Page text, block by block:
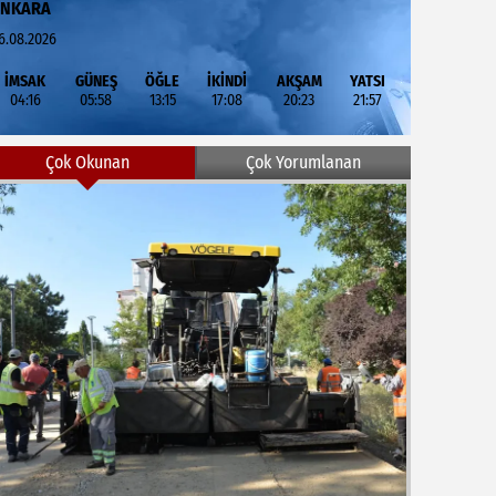
İMSAK
04:16
GÜNEŞ
05:58
ÖĞLE
13:15
İKİNDİ
17:08
AKŞAM
20:23
YATSI
21:57
Çok Okunan Çok Yorumlanan